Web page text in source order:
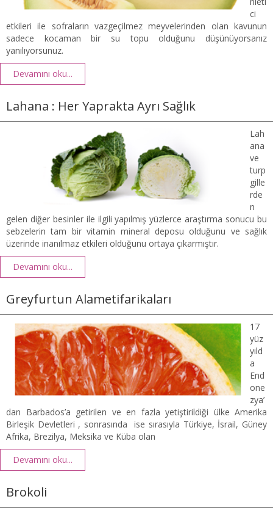
ci
etkileri ile sofraların vazgeçilmez meyvelerinden olan kavunun
sadece kocaman bir su topu olduğunu düşünüyorsanız
yanılıyorsunuz.
Devamını oku...
Lahana : Her Yaprakta Ayrı Sağlık
Lah
ana
ve
turp
gille
rde
n
gelen diğer besinler ile ilgili yapılmış yüzlerce araştırma sonucu bu
sebzelerin tam bir vitamin mineral deposu olduğunu ve sağlık
üzerinde inanılmaz etkileri olduğunu ortaya çıkarmıştır.
Devamını oku...
Greyfurtun Alametifarikaları
17
yüz
yıld
a
End
one
zya’
dan Barbados’a getirilen ve en fazla yetiştirildiği ülke Amerika
Birleşik Devletleri , sonrasında ise sırasıyla Türkiye, İsrail, Güney
Afrika, Brezilya, Meksika ve Küba olan
Devamını oku...
Brokoli